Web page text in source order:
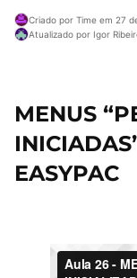
Criado por Time em 27
Atualizado por Igor
MENUS
EASYPAC